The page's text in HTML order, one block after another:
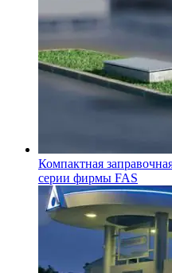
Компактная
серии фирмы FAS